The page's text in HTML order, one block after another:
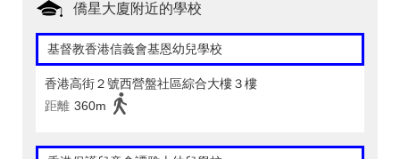
僑星大廈附近的學校
基督教香港信義會基恩幼兒學校
香港高街２號西營盤社區綜合大樓３樓
距離 360m